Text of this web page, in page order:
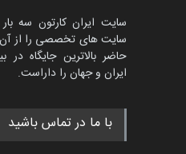
پنجمین
کارتون و
مهلت
سایت ایران کارتون سه
سایت های تخصصی را از
حاضر بالاترین جایگاه
ایران و جهان را داراست.
با ما در تماس باشید